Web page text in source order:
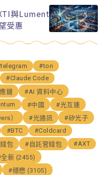
與Lument
受惠
#ton
#Claude Code
鏈
#AI 資料中心
#中國
#光互連
）
#光通訊
#矽光子
#BTC
#Coldcard
包 #自託管錢包
#AXT
新 (2455)
#穩懋 (3105)